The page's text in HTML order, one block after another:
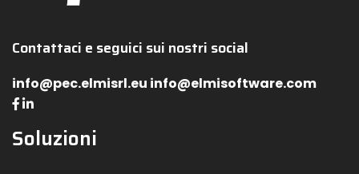
Contattaci e seguici sui nostri social
info@pec.elmisrl.eu info@elmisoftware.com
Soluzioni